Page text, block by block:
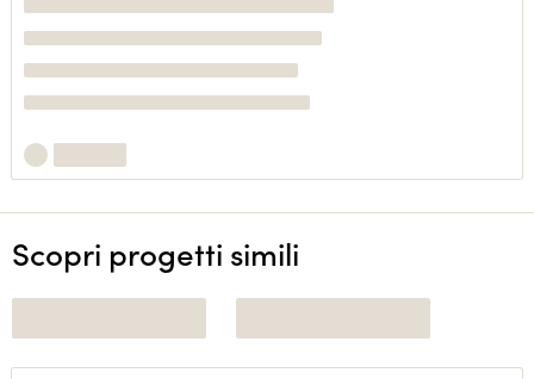
Scopri progetti simili